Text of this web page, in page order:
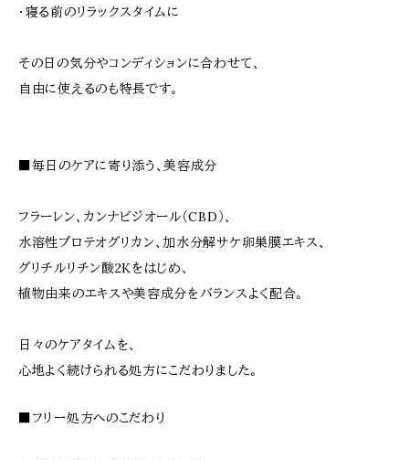
・寝る前のリラックスタイムに
その日の気分やコンディションに合わせて、
自由に使えるのも特長です。
■毎日のケアに寄り添う、美容成分
フラーレン、カンナビジオール（CBD）、
水溶性プロテオグリカン、加水分解サケ卵巣膜エキス、
グリチルリチン酸2Kをはじめ、
植物由来のエキスや美容成分をバランスよく配合。
日々のケアタイムを、
心地よく続けられる処方にこだわりました。
■フリー処方へのこだわり